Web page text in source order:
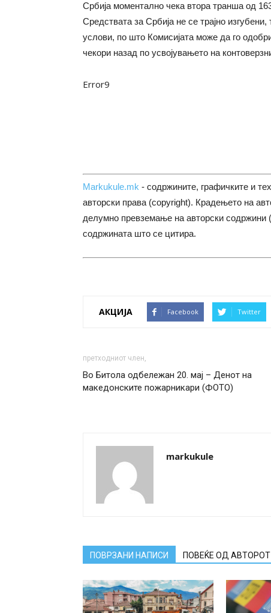
Србија моментално чека втора транша од
Средствата за Србија не се трајно
услови, по што Комисијата може да го
чекори назад по усвојувањето на
Error9
Markukule.mk - содржините, графичките и
авторски права (copyright). Крадењето на
делумно превземање на авторски содржини
содржината што се цитира.
АКЦИЈА Facebook Twitter
претходниот член,
Во Битола одбележан 20. мај – Денот на
македонските пожарникари (ФОТО)
markukule
ПОВРЗАНИ НАПИСИ ПОВЕЌЕ ОД АВТОРОТ